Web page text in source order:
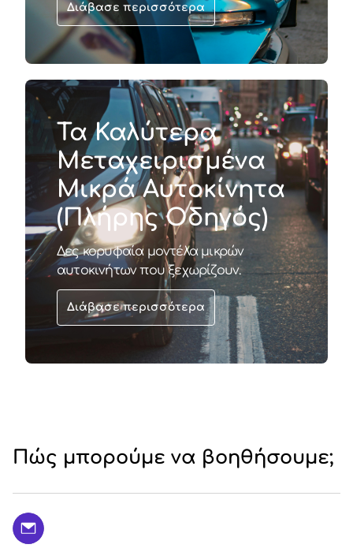
Διάβασε περισσότερα
Τα Καλύτερα
Μεταχειρισμένα
Μικρά Αυτοκίνητα
(Πλήρης Οδηγός)
Δες κορυφαία μοντέλα μικρών
αυτοκινήτων που ξεχωρίζουν.
Διάβασε περισσότερα
Πώς μπορούμε να βοηθήσουμε;